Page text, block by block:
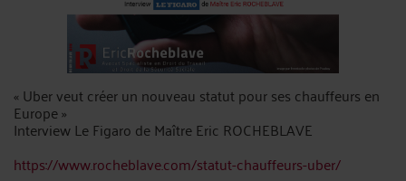
« Uber veut créer un nouveau statut pour ses chauffeurs en
Europe »
Interview Le Figaro de Maître Eric ROCHEBLAVE
https://www.rocheblave.com/statut-chauffeurs-uber/